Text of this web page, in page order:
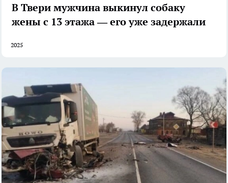
В Твери мужчина выкинул собаку
жены с 13 этажа — его уже задержали
2025